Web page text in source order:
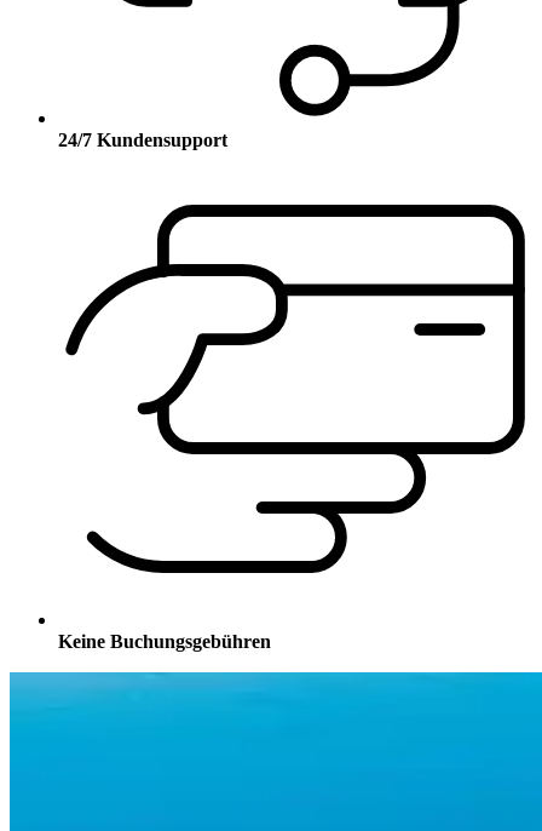
24/7 Kundensupport
Keine Buchungsgebühren